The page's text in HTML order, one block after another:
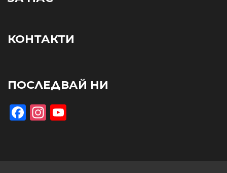
КОНТАКТИ
ПОСЛЕДВАЙ НИ
Facebook
Instagram